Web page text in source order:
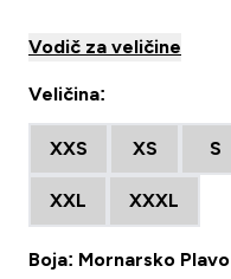
Vodič za veličine
Veličina:
XXS XS S
XXL XXXL
Boja: Mornarsko Plavo